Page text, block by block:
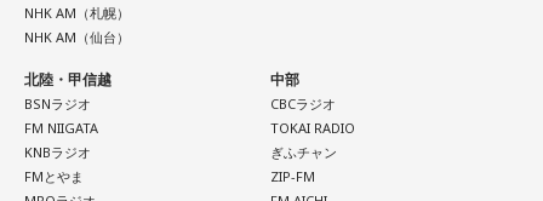
NHK AM（札幌）
NHK AM（仙台）
北陸・甲信越
BSNラジオ
FM NIIGATA
KNBラジオ
FMとやま
中部
CBCラジオ
TOKAI RADIO
ぎふチャン
ZIP-FM